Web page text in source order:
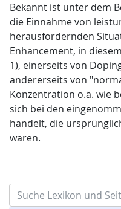
Bekannt ist unter dem
die Einnahme von
herausfordernden
Enhancement, in
1), einerseits von
andererseits von
Konzentration o.ä. wie
sich bei den
handelt, die
waren.
Search